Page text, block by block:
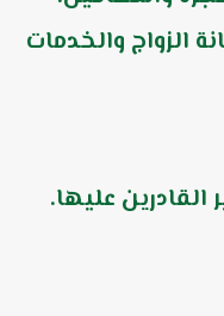
الزواج والخدمات
عليها.